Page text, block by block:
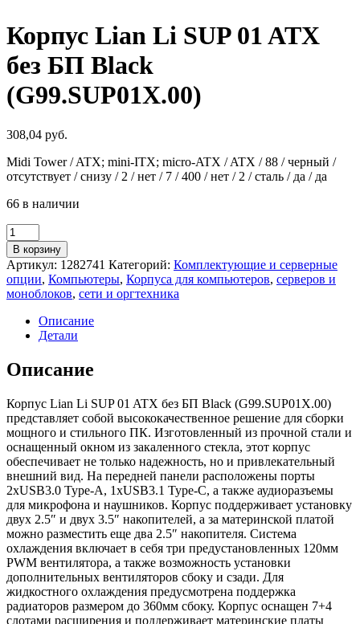
Корпус Lian Li SUP 01 ATX
без БП Black
(G99.SUP01X.00)
308,04 руб.
Midi Tower / ATX; mini-ITX; micro-ATX / ATX / 88 / черный /
отсутствует / снизу / 2 / нет / 7 / 400 / нет / 2 / сталь / да / да
66 в наличии
Количество
товара
Корпус
Lian
Li
SUP
ATX
БП
Black
В корзину
Артикул: 1282741 Категорий: Комплектующие и серверные
опции, Компьютеры, Корпуса для компьютеров, серверов и
моноблоков, сети и оргтехника
Описание
Детали
Описание
Корпус Lian Li SUP 01 ATX без БП Black (G99.SUP01X.00)
представляет собой высококачественное решение для сборки
мощного и стильного ПК. Изготовленный из прочной стали и
оснащенный окном из закаленного стекла, этот корпус
обеспечивает не только надежность, но и привлекательный
внешний вид. На передней панели расположены порты
2хUSB3.0 Type-A, 1хUSB3.1 Type-C, а также аудиоразъемы
для микрофона и наушников. Корпус поддерживает установку
двух 2.5″ и двух 3.5″ накопителей, а за материнской платой
можно разместить еще два 2.5″ накопителя. Система
охлаждения включает в себя три предустановленных 120мм
PWM вентилятора, а также возможность установки
дополнительных вентиляторов сбоку и сзади. Для
жидкостного охлаждения предусмотрена поддержка
радиаторов размером до 360мм сбоку. Корпус оснащен 7+4
слотами расширения и поддерживает материнские платы